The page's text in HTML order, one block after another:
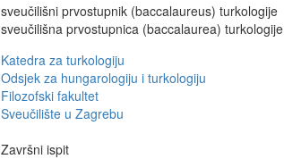
sveučilišni prvostupnik (baccalaureus) turkologije
sveučilišna prvostupnica (baccalaurea) turkologije
Katedra za turkologiju
Odsjek za hungarologiju i turkologiju
Filozofski fakultet
Sveučilište u Zagrebu
Završni ispit